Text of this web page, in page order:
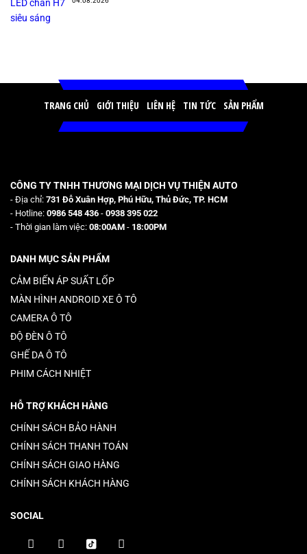
TRANG CHỦ GIỚI THIỆU LIÊN HỆ TIN TỨC SẢN PHẨM
CÔNG TY TNHH THƯƠNG MẠI DỊCH VỤ THIỆN AUTO
- Địa chỉ: 731 Đỗ Xuân Hợp, Phú Hữu, Thủ Đức, TP. HCM
- Hotline: 0986 548 436 - 0938 395 022
- Thời gian làm việc: 08:00AM - 18:00PM
DANH MỤC SẢN PHẨM
CẢM BIẾN ÁP SUẤT LỐP
MÀN HÌNH ANDROID XE Ô TÔ
CAMERA Ô TÔ
ĐỘ ĐÈN Ô TÔ
GHẾ DA Ô TÔ
PHIM CÁCH NHIỆT
HỖ TRỢ KHÁCH HÀNG
CHÍNH SÁCH BẢO HÀNH
CHÍNH SÁCH THANH TOÁN
CHÍNH SÁCH GIAO HÀNG
CHÍNH SÁCH KHÁCH HÀNG
SOCIAL